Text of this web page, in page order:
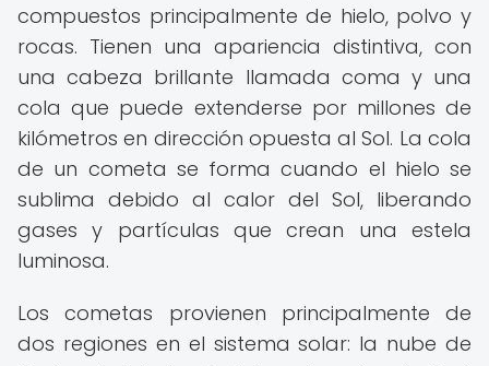
compuestos principalmente de hielo, polvo y
rocas. Tienen una apariencia distintiva, con
una cabeza brillante llamada coma y una
cola que puede extenderse por millones de
kilómetros en dirección opuesta al Sol. La cola
de un cometa se forma cuando el hielo se
sublima debido al calor del Sol, liberando
gases y partículas que crean una estela
luminosa.
Los cometas provienen principalmente de
dos regiones en el sistema solar: la nube de